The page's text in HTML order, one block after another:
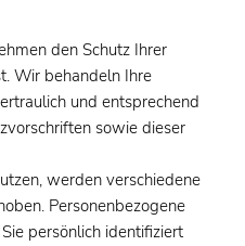
den Schutz Ihrer
Wir behandeln Ihre
und entsprechend
sowie dieser
werden verschiedene
Personenbezogene
persönlich identifiziert